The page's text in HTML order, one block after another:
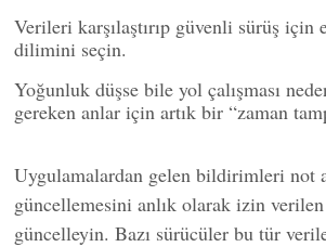
Verileri karşılaştırıp güvenli sürüş için
dilimini seçin.
Yoğunluk düşse bile yol çalışması
gereken anlar için artık bir “zaman
Uygulamalardan gelen bildirimleri not
güncellemesini anlık olarak izin verilen
güncelleyin. Bazı sürücüler bu tür